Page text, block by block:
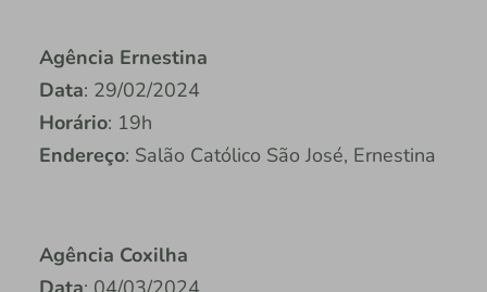
Agência Ernestina
Data: 29/02/2024
Horário: 19h
Endereço: Salão Católico São José, Ernestina
Agência Coxilha